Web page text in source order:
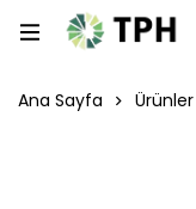
Ana Sayfa Ürünler